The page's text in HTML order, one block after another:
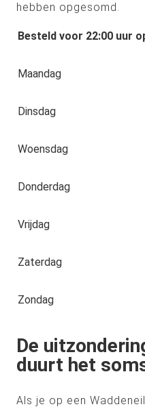
hebben opgesomd.
Besteld voor 22:00 uur
Maandag
Dinsdag
Woensdag
Donderdag
Vrijdag
Zaterdag
Zondag
De
duurt het
Als je op een